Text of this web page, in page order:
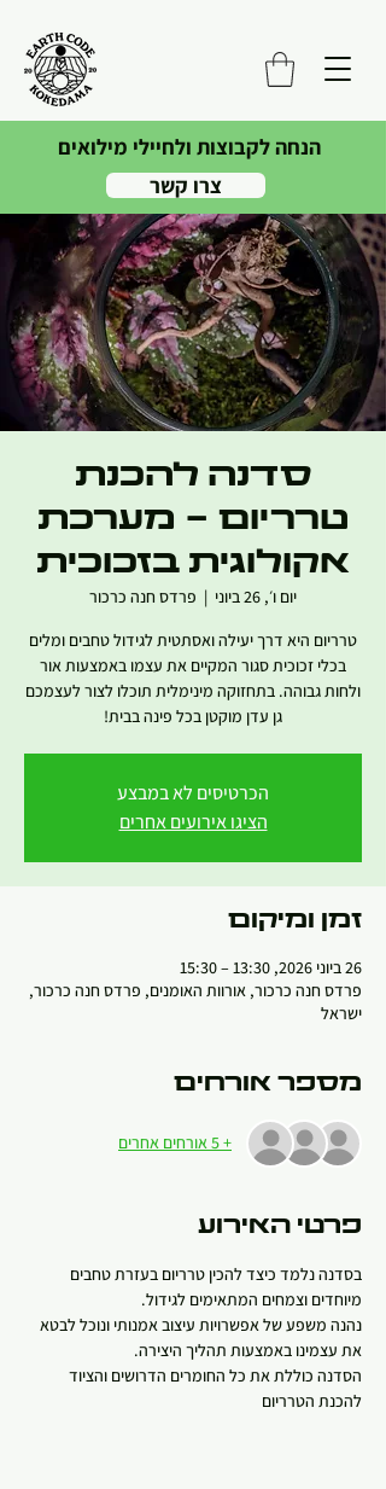
הנחה לקבוצות ולחיילי מילואים
צרו קשר
סדנה להכנת
טרריום - מערכת
אקולוגית בזכוכית
יום ו׳, 26 ביוני
  |
פרדס חנה כרכור
טרריום היא דרך יעילה ואסתטית לגידול טחבים ומלים
בכלי זכוכית סגור המקיים את עצמו באמצעות אור
ולחות גבוהה. בתחזוקה מינימלית תוכלו לצור לעצמכם
גן עדן מוקטן בכל פינה בבית!
הכרטיסים לא במבצע
הציגו אירועים אחרים
זמן ומיקום
26 ביוני 2026, 13:30 – 15:30
פרדס חנה כרכור, אורוות האומנים, פרדס חנה כרכור,
ישראל
מספר אורחים
+ 5 אורחים אחרים
פרטי האירוע
בסדנה נלמד כיצד להכין טרריום בעזרת טחבים
מיוחדים וצמחים המתאימים לגידול.
נהנה משפע של אפשרויות עיצוב אמנותי ונוכל לבטא
את עצמינו באמצעות תהליך היצירה.
הסדנה כוללת את כל החומרים הדרושים והציוד
להכנת הטרריום